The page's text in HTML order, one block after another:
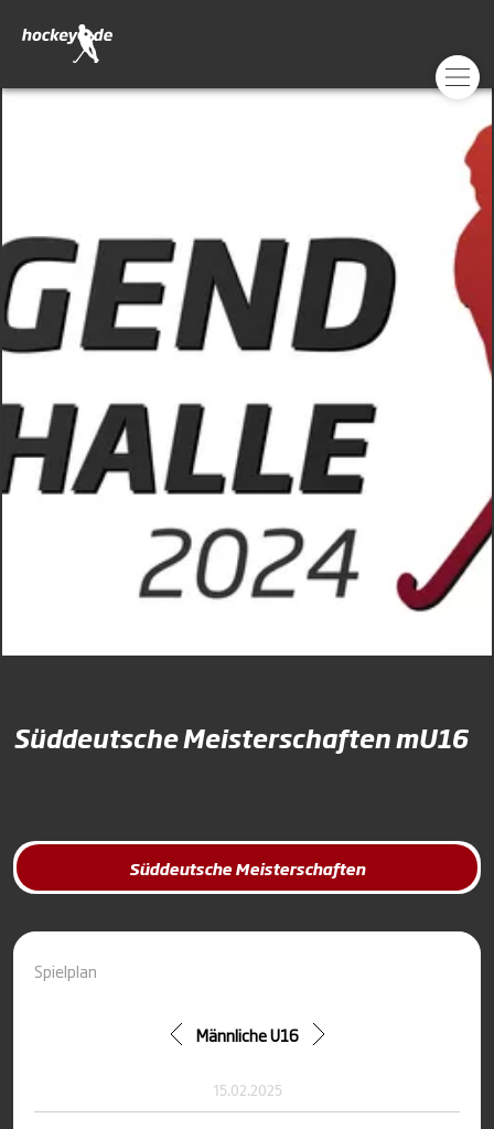
Süddeutsche Meisterschaften mU16
Süddeutsche Meisterschaften
Spielplan
Männliche U16
15.02.2025